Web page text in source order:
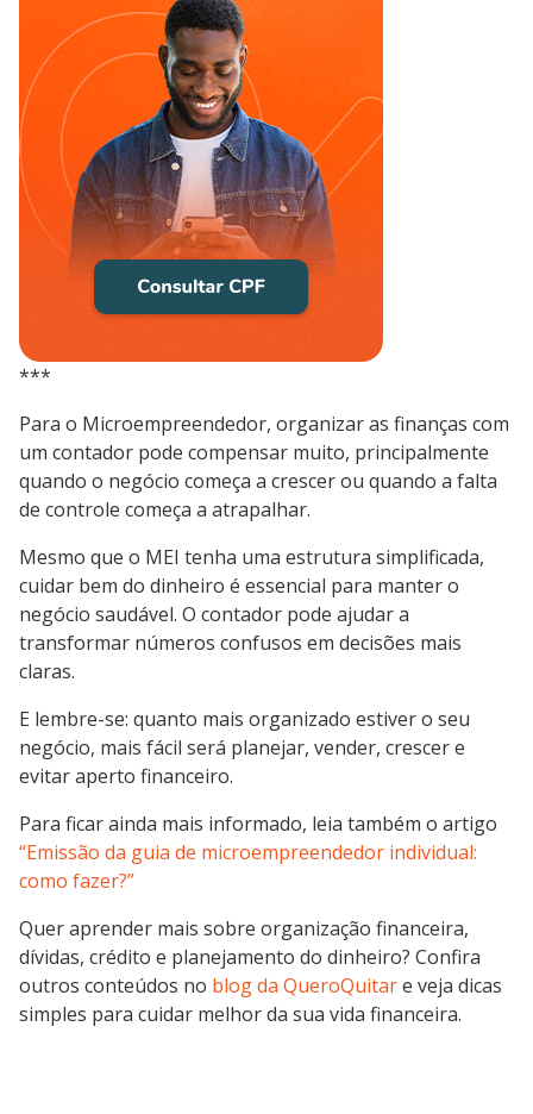
***
Para o Microempreendedor, organizar as finanças com
um contador pode compensar muito, principalmente
quando o negócio começa a crescer ou quando a falta
de controle começa a atrapalhar.
Mesmo que o MEI tenha uma estrutura simplificada,
cuidar bem do dinheiro é essencial para manter o
negócio saudável. O contador pode ajudar a
transformar números confusos em decisões mais
claras.
E lembre-se: quanto mais organizado estiver o seu
negócio, mais fácil será planejar, vender, crescer e
evitar aperto financeiro.
Para ficar ainda mais informado, leia também o artigo
“Emissão da guia de microempreendedor individual:
como fazer?”
Quer aprender mais sobre organização financeira,
dívidas, crédito e planejamento do dinheiro? Confira
outros conteúdos no blog da QueroQuitare veja dicas
simples para cuidar melhor da sua vida financeira.